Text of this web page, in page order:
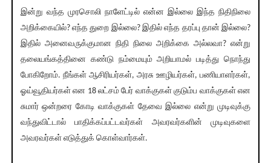
இன்று வந்த முரசொலி நாளேட்டில் என்ன இல்லை இந்த நிதிநிலை
அறிக்கையில்? எந்த துறை இல்லை? இதில் எந்த தரப்பு தான் இல்லை?
இதில் அனைவருக்குமான நிதி நிலை அறிக்கை அல்லவா? என்று
தலையங்கத்தினை கண்டு நம்மையும் அறியாமல் படித்து நொந்து
போகிறோம். நீங்கள் ஆசிரியர்கள், அரசு ஊழியர்கள், பணியாளர்கள்,
ஓய்வூதியர்கள் என 18 லட்சம் பேர் வாக்குகள் குடும்ப வாக்குகள் என
சுமார் ஒன்றரை கோடி வாக்குகள் தேவை இல்லை என்று முடிவுக்கு
வந்துவிட்டால் பாதிக்கப்பட்டவர்கள் அவரவர்களின் முடிவுகளை
அவரவர்கள் எடுத்துக் கொள்வார்கள்.